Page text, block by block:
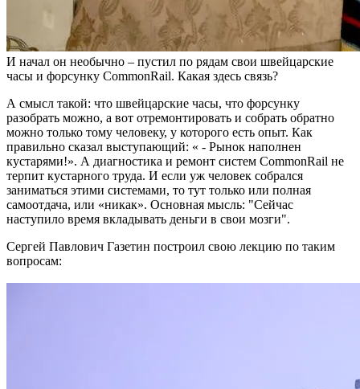
И начал он необычно – пустил по рядам свои швейцарские
часы и форсунку CommonRail. Какая здесь связь?
А смысл такой: что швейцарские часы, что форсунку
разобрать можно, а вот отремонтировать и собрать обратно
можно только тому человеку, у которого есть опыт. Как
правильно сказал выступающий: « - Рынок наполнен
кустарями!». А диагностика и ремонт систем CommonRail не
терпит кустарного труда. И если уж человек собрался
заниматься этими системами, то тут только или полная
самоотдача, или «никак». Основная мысль: "Сейчас
наступило время вкладывать деньги в свои мозги".
Сергей Павлович Газетин построил свою лекцию по таким
вопросам: